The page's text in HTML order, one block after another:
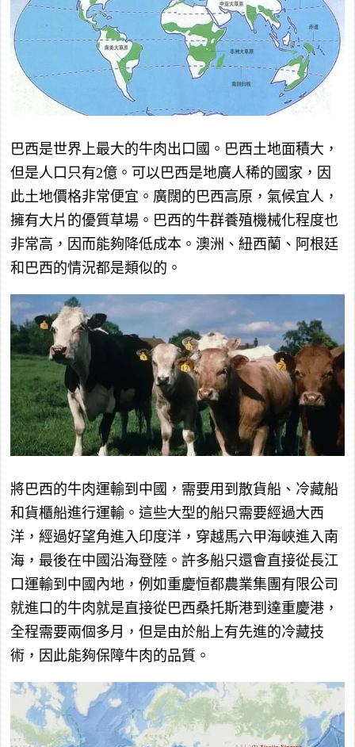
巴西是世界上最大的牛肉出口國。巴西土地面積大，
但是人口只有2億。可以巴西是地廣人稀的國家，因
此土地價格非常便宜。廣闊的巴西高原，氣候宜人，
擁有大片的優質草場。巴西的牛群養殖機械化程度也
非常高，因而能夠降低成本。澳洲、紐西蘭、阿根廷
和巴西的情況都是類似的。
將巴西的牛肉運輸到中國，需要用到散貨船、冷藏船
和貨櫃船進行運輸。這些大型的船只需要經過大西
洋，經過好望角進入印度洋，穿越馬六甲海峽進入南
海，最後在中國沿海登陸。許多船只還會直接從長江
口運輸到中國內地，例如重慶恒都農業集團有限公司
就進口的牛肉就是直接從巴西桑托斯港到達重慶港，
全程需要兩個多月，但是由於船上有先進的冷藏技
術，因此能夠保障牛肉的品質。